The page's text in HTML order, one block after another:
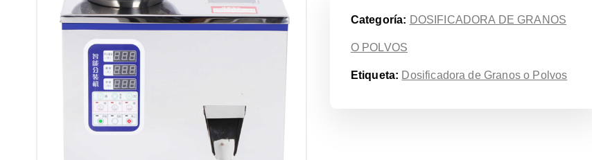
Categoría: DOSIFICADORA DE GRANOS
O POLVOS
Etiqueta: Dosificadora de Granos o Polvos